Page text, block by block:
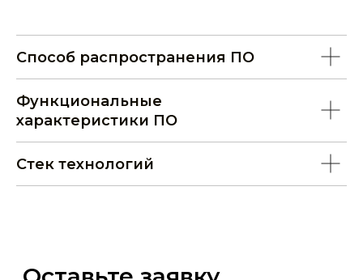
Способ распространения ПО
Функциональные
характеристики ПО
Стек технологий